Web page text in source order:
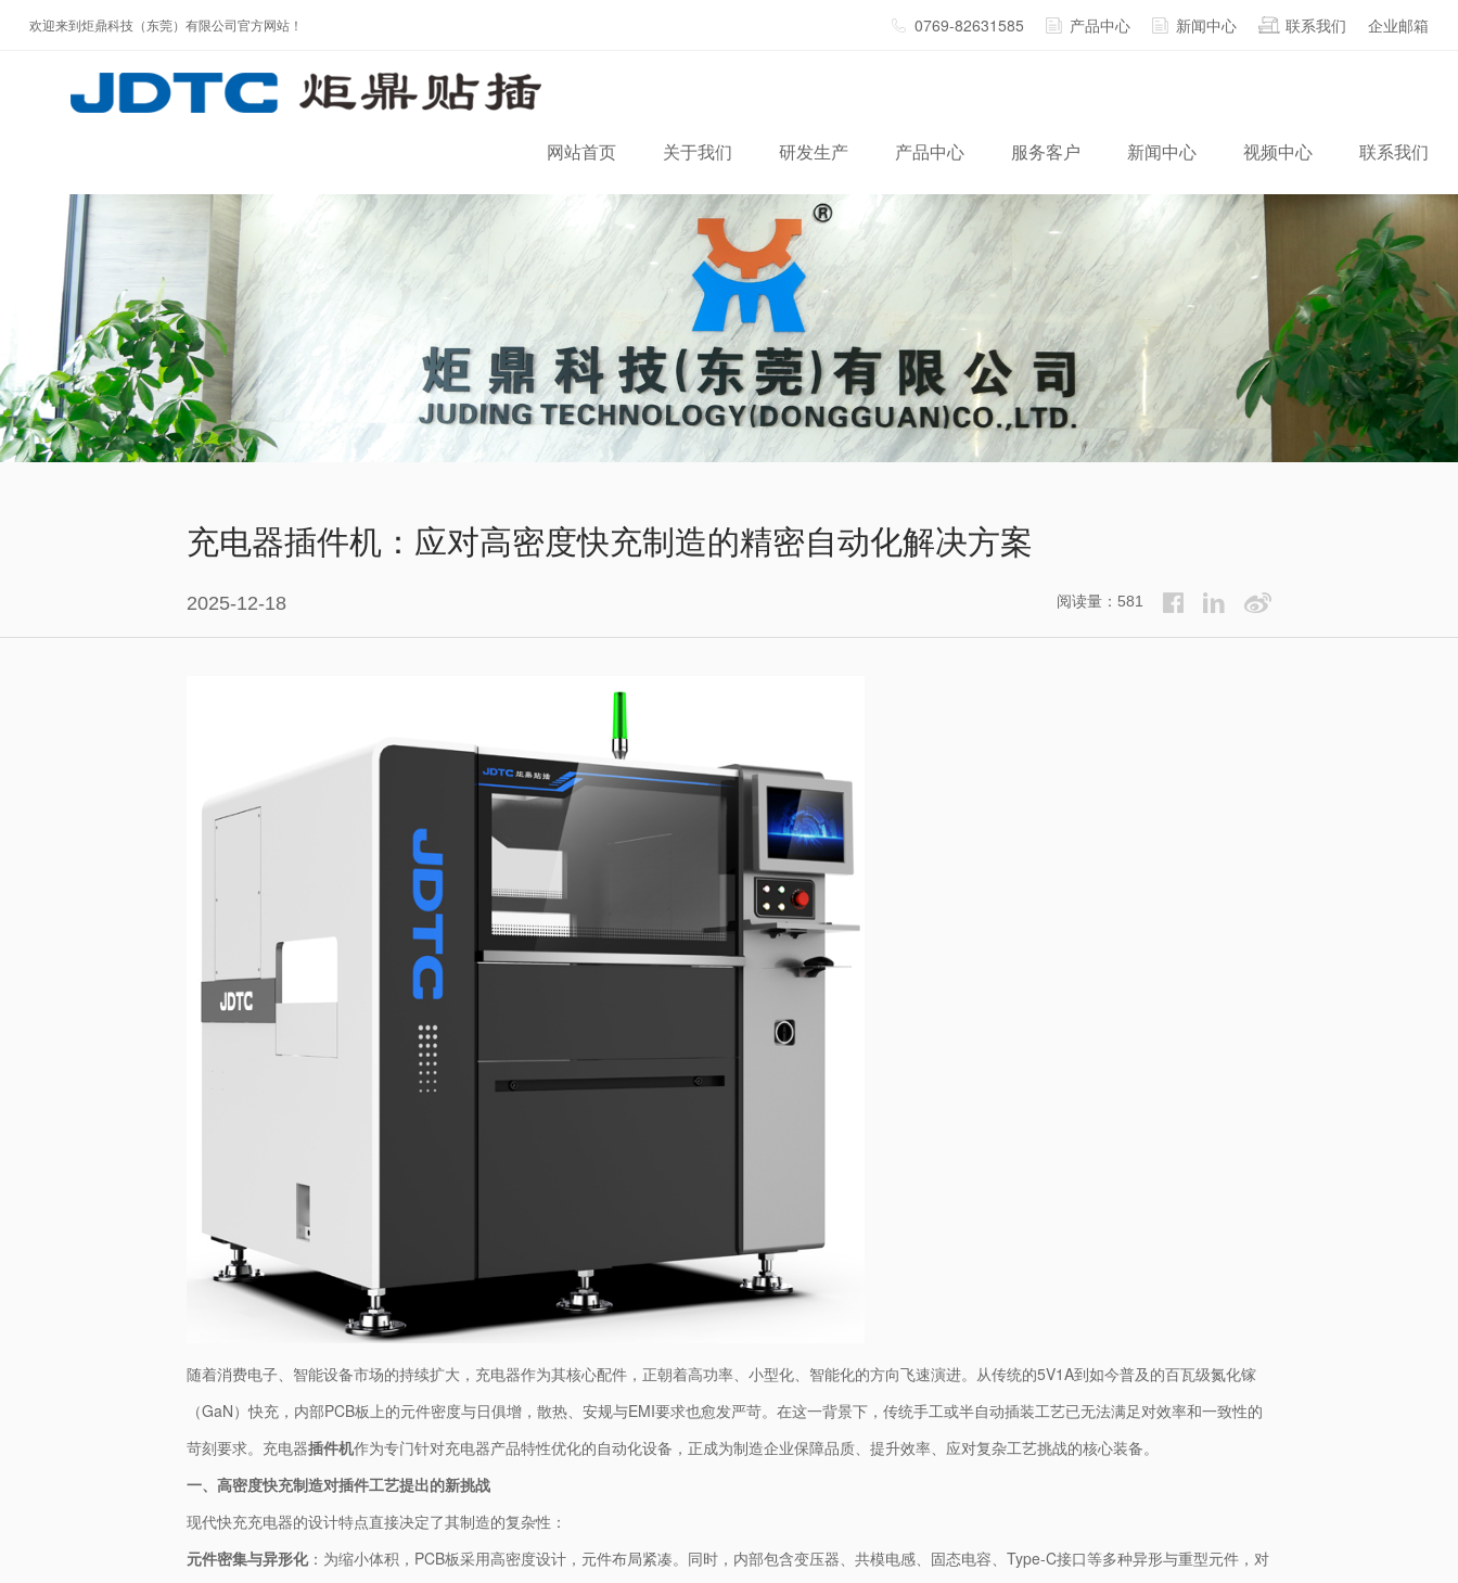
欢迎来到炬鼎科技（东莞）有限公司官方网站！ 0769-82631585 产品中心 新闻中心 联系我们 企业邮箱
网站首页 关于我们 研发生产 产品中心 服务客户 新闻中心 视频中心 联系我们
充电器插件机：应对高密度快充制造的精密自动化解决方案
2025-12-18 阅读量：581
随着消费电子、智能设备市场的持续扩大，充电器作为其核心配件，正朝着高功率、小型化、智能化的方向飞速演进。从传统的5V1A到如今普及的百瓦级氮化镓
（GaN）快充，内部PCB板上的元件密度与日俱增，散热、安规与EMI要求也愈发严苛。在这一背景下，传统手工或半自动插装工艺已无法满足对效率和一致性的
苛刻要求。充电器插件机作为专门针对充电器产品特性优化的自动化设备，正成为制造企业保障品质、提升效率、应对复杂工艺挑战的核心装备。
一、高密度快充制造对插件工艺提出的新挑战
现代快充充电器的设计特点直接决定了其制造的复杂性：
元件密集与异形化：为缩小体积，PCB板采用高密度设计，元件布局紧凑。同时，内部包含变压器、共模电感、固态电容、Type-C接口等多种异形与重型元件，对